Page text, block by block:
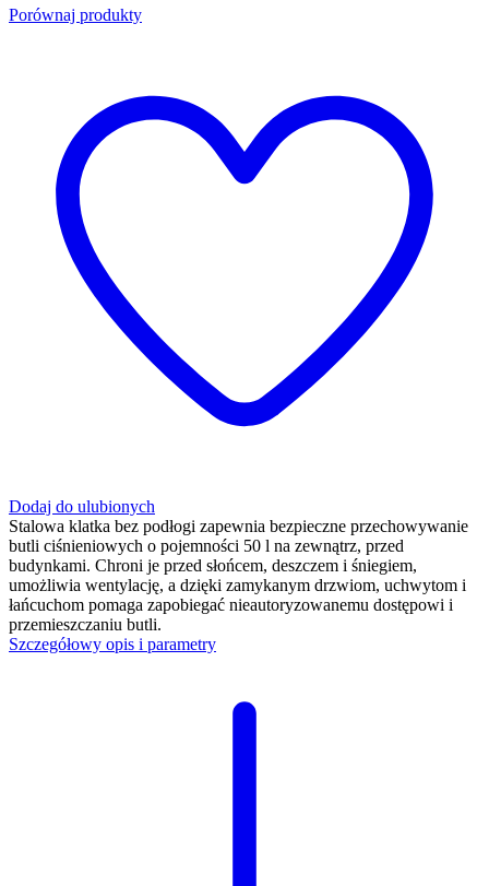
Porównaj produkty
Dodaj do ulubionych
Stalowa klatka bez podłogi zapewnia bezpieczne przechowywanie
butli ciśnieniowych o pojemności 50 l na zewnątrz, przed
budynkami. Chroni je przed słońcem, deszczem i śniegiem,
umożliwia wentylację, a dzięki zamykanym drzwiom, uchwytom i
łańcuchom pomaga zapobiegać nieautoryzowanemu dostępowi i
przemieszczaniu butli.
Szczegółowy opis i parametry